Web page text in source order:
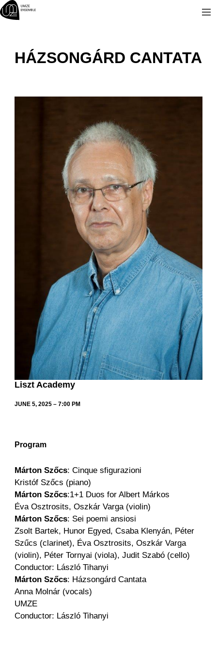
Skip
to
HÁZSONGÁRD CANTATA
Liszt Academy
JUNE 5, 2025 – 7:00 PM
Program
Márton Szőcs: Cinque sfigurazioni
Kristóf Szőcs (piano)
Márton Szőcs:1+1 Duos for Albert Márkos
Éva Osztrosits, Oszkár Varga (violin)
Márton Szőcs: Sei poemi ansiosi
Zsolt Bartek, Hunor Egyed, Csaba Klenyán, Péter
Szűcs (clarinet), Éva Osztrosits, Oszkár Varga
(violin), Péter Tornyai (viola), Judit Szabó (cello)
Conductor: László Tihanyi
Márton Szőcs: Házsongárd Cantata
Anna Molnár (vocals)
UMZE
Conductor: László Tihanyi